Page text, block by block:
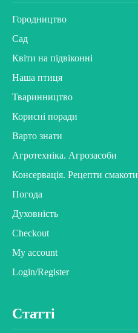
Городництво
Сад
Квіти на підвіконні
Наша птиця
Тваринництво
Корисні поради
Варто знати
Агротехніка. Агрозасоби
Консервація. Рецепти смакоти
Погода
Духовність
Checkout
My account
Login/Register
Статті